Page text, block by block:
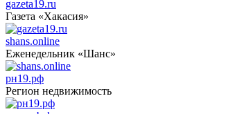
gazeta19.ru
Газета «Хакасия»
shans.online
Еженедельник «Шанс»
рн19.рф
Регион недвижимость